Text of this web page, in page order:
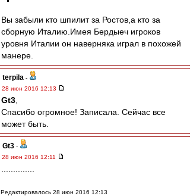
Вы забыли кто шпилит за Ростов,а кто за
сборную Италию.Имея Бердыеч игроков
уровня Италии он наверняка играл в похожей
манере.
terpila -
28 июн 2016 12:13
Gt3
Спасибо огромное! Записала. Сейчас все
может быть.
Gt3 -
28 июн 2016 12:11
Редактировалось 28 июн 2016 12:13